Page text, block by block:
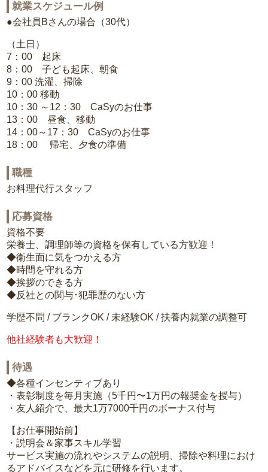
就業スケジュール例
●会社員Bさんの場合（30代）
（土日）
7：00 起床
8：00 子ども起床、朝食
9：00 洗濯、掃除
10：00 移動
10：30 ～12：30 CaSyのお仕事
13：00 昼食、移動
14：00～17：30 CaSyのお仕事
18：00 帰宅、夕食の準備
職種
お料理代行スタッフ
応募資格
資格不要
栄養士、調理師等の資格を保有している方歓迎！
◆衛生面に気をつかえる方
◆時間を守れる方
◆挨拶のできる方
◆反社との関与･犯罪歴のない方
学歴不問 / ブランクOK / 未経験OK / 扶養内就業の調整可
他社経験者も大歓迎！
待遇
◆各種インセンティブあり
・表彰制度を毎月実施（5千円〜1万円の報奨金を授与）
・友人紹介で、最大1万7000千円のボーナス付与
【お仕事開始前】
・説明会＆家事スキル学習
サービス実施の流れやシステムの説明、掃除や料理におけ
るアドバイスなどを元に研修を行います。